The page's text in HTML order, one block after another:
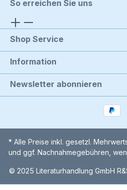
So erreichen Sie uns
Shop Service
Information
Newsletter abonnieren
* Alle Preise inkl. gesetzl.
und ggf. Nachnahmegebühren,
© 2025 Literaturhandlung GmbH